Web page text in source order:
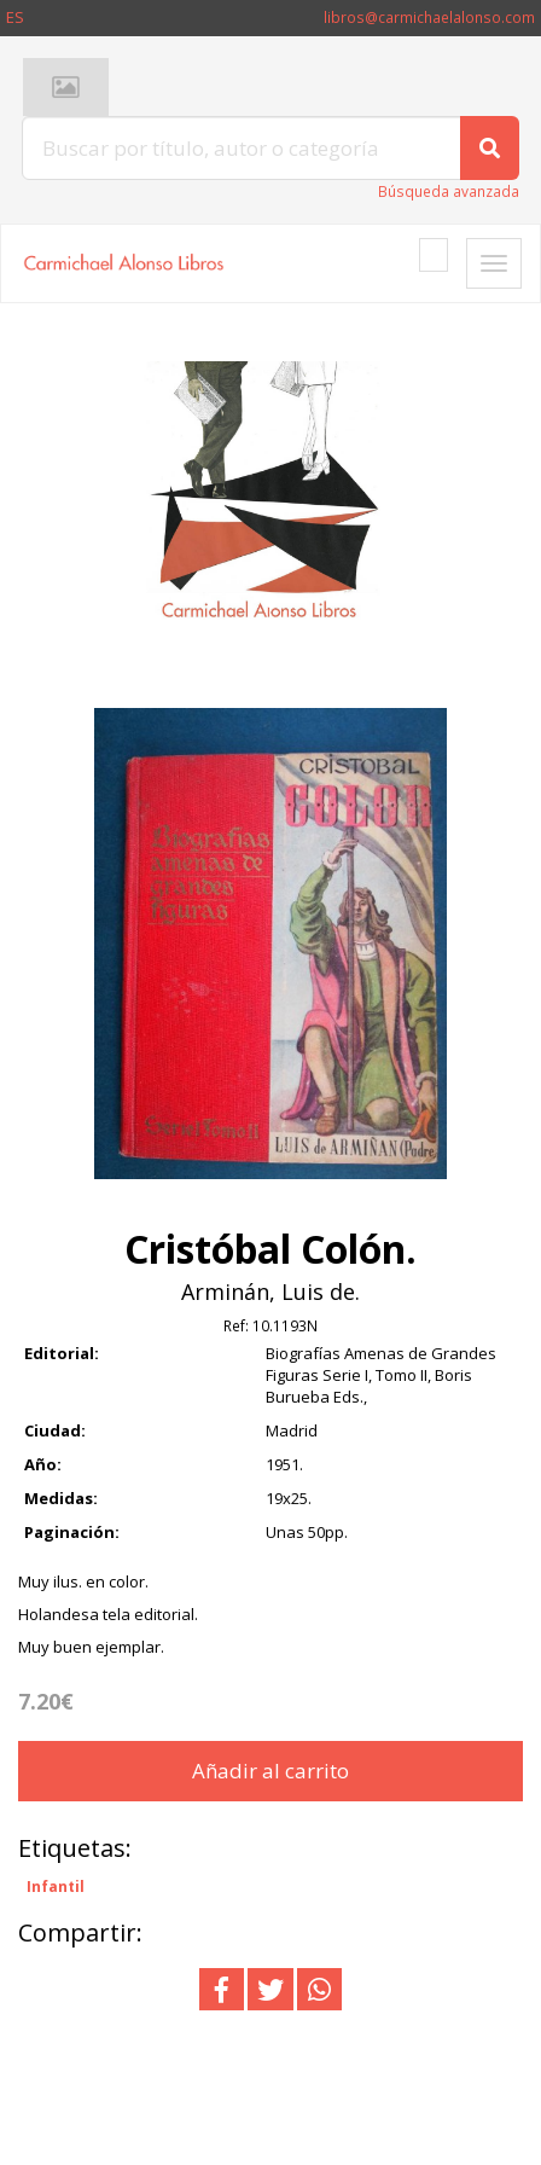
ES libros@carmichaelalonso.com
Búsqueda avanzada
Toggle
Cristóbal Colón.
Arminán, Luis de.
Ref: 10.1193N
Editorial:
Biografías Amenas de Grandes
Figuras Serie I, Tomo II, Boris
Burueba Eds.,
Ciudad:
Madrid
Año:
1951.
Medidas:
19x25.
Paginación:
Unas 50pp.
Muy ilus. en color.
Holandesa tela editorial.
Muy buen ejemplar.
7.20€
Añadir al carrito
Etiquetas:
Infantil
Compartir: